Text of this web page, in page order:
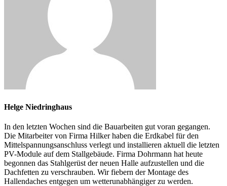
Helge Niedringhaus
In den letzten Wochen sind die Bauarbeiten gut voran gegangen.
Die Mitarbeiter von Firma Hilker haben die Erdkabel für den
Mittelspannungsanschluss verlegt und installieren aktuell die letzten
PV-Module auf dem Stallgebäude. Firma Dohrmann hat heute
begonnen das Stahlgerüst der neuen Halle aufzustellen und die
Dachfetten zu verschrauben. Wir fiebern der Montage des
Hallendaches entgegen um wetterunabhängiger zu werden.